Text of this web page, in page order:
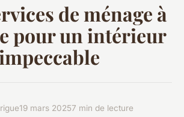
de ménage à
pour un intérieur
19 mars 20257 min de lecture